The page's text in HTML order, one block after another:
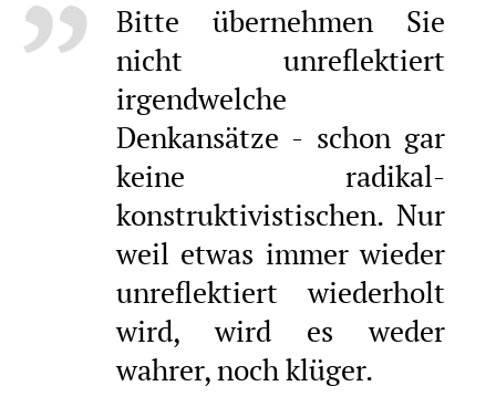
Bitte übernehmen Sie
nicht unreflektiert
irgendwelche
Denkansätze - schon gar
keine radikal-
konstruktivistischen. Nur
weil etwas immer wieder
unreflektiert wiederholt
wird, wird es weder
wahrer, noch klüger.